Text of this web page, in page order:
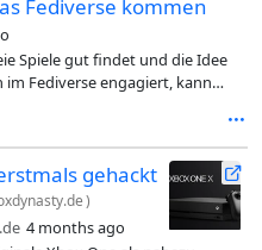
Fediverse kommen
Spiele gut findet und die Idee
im Fediverse engagiert, kann
gehackt
)
4 months ago